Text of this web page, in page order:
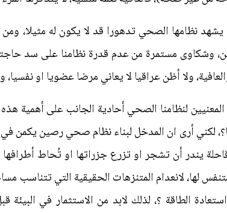
يشهد نظامها الصحي تدهورا قد لا يكون له مثيلا،
وشكاوى مستمرة من عدم قدرة نظامنا على سد
ولا أظن عراقيا لا يعاني مرضا عضويا او نفسيا،
لنظامنا الصحي أحادية الجانب على أهمية
لكني أرى ان المدخل لبناء نظام صحي رصين يكمن في
يندر أن تشجر او تزرع جزراتها او تُحاط
لها، لانعدام المتنزهات الحقيقية التي تتناسب
الطاقة ؟، لذلك لابد من الاستثمار في